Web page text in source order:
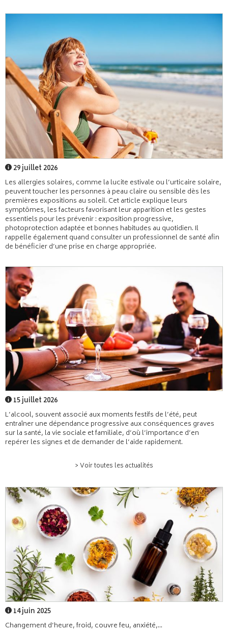
29 juillet 2026
Les allergies solaires, comme la lucite estivale ou l’urticaire solaire,
peuvent toucher les personnes à peau claire ou sensible dès les
premières expositions au soleil. Cet article explique leurs
symptômes, les facteurs favorisant leur apparition et les gestes
essentiels pour les prévenir : exposition progressive,
photoprotection adaptée et bonnes habitudes au quotidien. Il
rappelle également quand consulter un professionnel de santé afin
de bénéficier d’une prise en charge appropriée.
15 juillet 2026
L’alcool, souvent associé aux moments festifs de l’été, peut
entraîner une dépendance progressive aux conséquences graves
sur la santé, la vie sociale et familiale, d’où l’importance d’en
repérer les signes et de demander de l’aide rapidement.
> Voir toutes les actualités
14 juin 2025
Changement d’heure, froid, couvre feu, anxiété,...